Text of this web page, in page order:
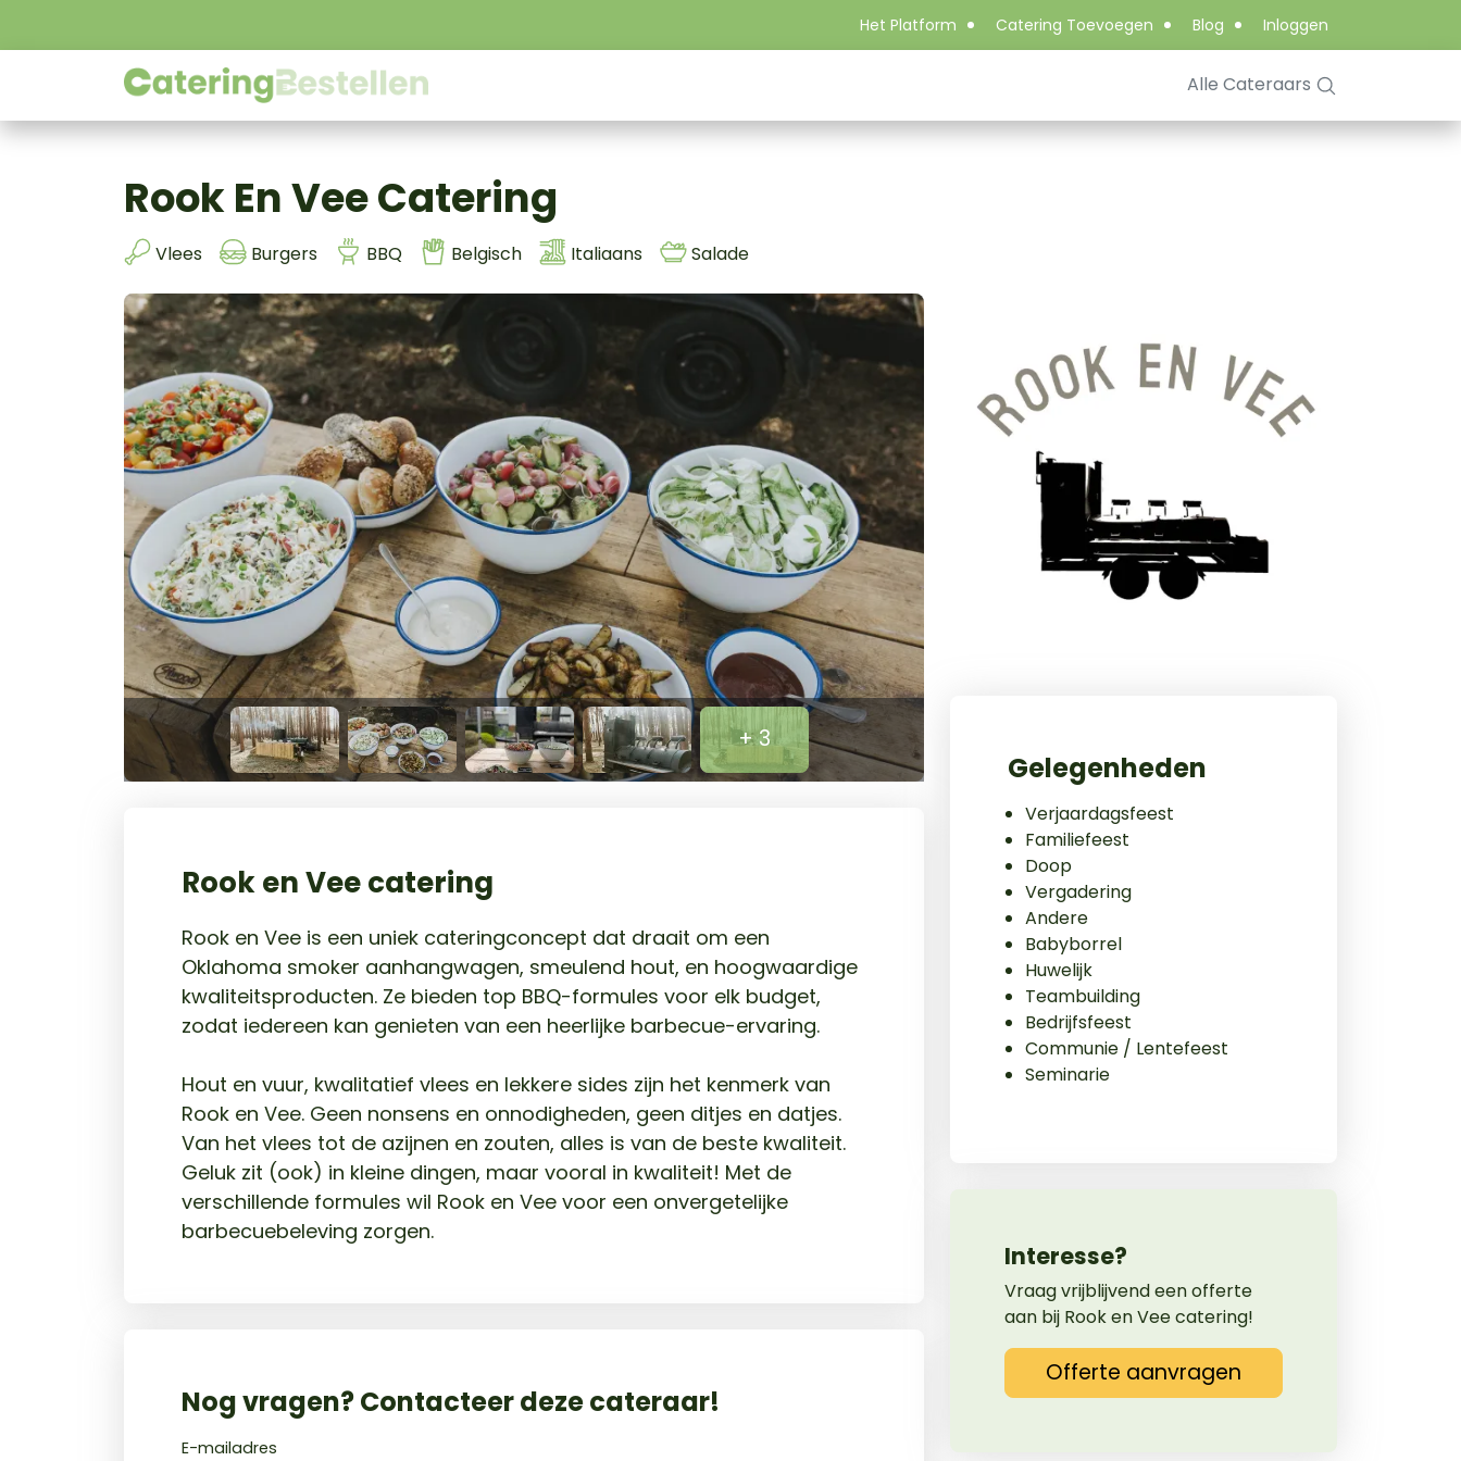
Het Platform Catering Toevoegen Blog Inloggen
Alle Cateraars
Rook En Vee Catering
Vlees Burgers BBQ Belgisch Italiaans Salade
+ 3
Rook en Vee catering
Rook en Vee is een uniek cateringconcept dat draait om een
Oklahoma smoker aanhangwagen, smeulend hout, en hoogwaardige
kwaliteitsproducten. Ze bieden top BBQ-formules voor elk budget,
zodat iedereen kan genieten van een heerlijke barbecue-ervaring.
Hout en vuur, kwalitatief vlees en lekkere sides zijn het kenmerk van
Rook en Vee. Geen nonsens en onnodigheden, geen ditjes en datjes.
Van het vlees tot de azijnen en zouten, alles is van de beste kwaliteit.
Geluk zit (ook) in kleine dingen, maar vooral in kwaliteit! Met de
verschillende formules wil Rook en Vee voor een onvergetelijke
barbecuebeleving zorgen.
Nog vragen? Contacteer deze cateraar!
E-mailadres
Gelegenheden
Verjaardagsfeest
Familiefeest
Doop
Vergadering
Andere
Babyborrel
Huwelijk
Teambuilding
Bedrijfsfeest
Communie / Lentefeest
Seminarie
Interesse?
Vraag vrijblijvend een offerte
aan bij Rook en Vee catering!
Offerte aanvragen